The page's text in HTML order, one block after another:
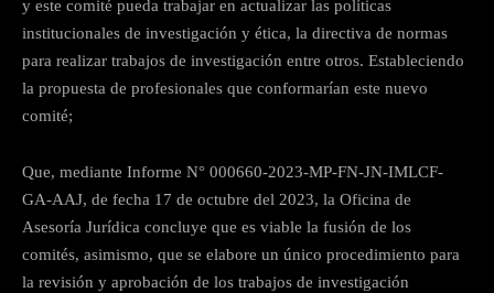
y este comité pueda trabajar en actualizar las políticas
institucionales de investigación y ética, la directiva de normas
para realizar trabajos de investigación entre otros. Estableciendo
la propuesta de profesionales que conformarían este nuevo
comité;
Que, mediante Informe N° 000660-2023-MP-FN-JN-IMLCF-
GA-AAJ, de fecha 17 de octubre del 2023, la Oficina de
Asesoría Jurídica concluye que es viable la fusión de los
comités, asimismo, que se elabore un único procedimiento para
la revisión y aprobación de los trabajos de investigación